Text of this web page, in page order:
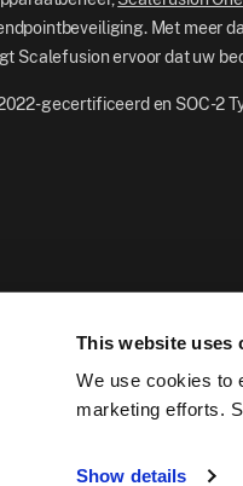
This website uses
We use cookies to
marketing efforts.
Show details
Met meer
Scalefusion ervoor dat uw
gecertificeerd en SOC-2